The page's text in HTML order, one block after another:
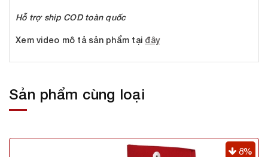
Hỗ trợ ship COD toàn quốc
Xem video mô tả sản phẩm tại đây
Sản phẩm cùng loại
8%